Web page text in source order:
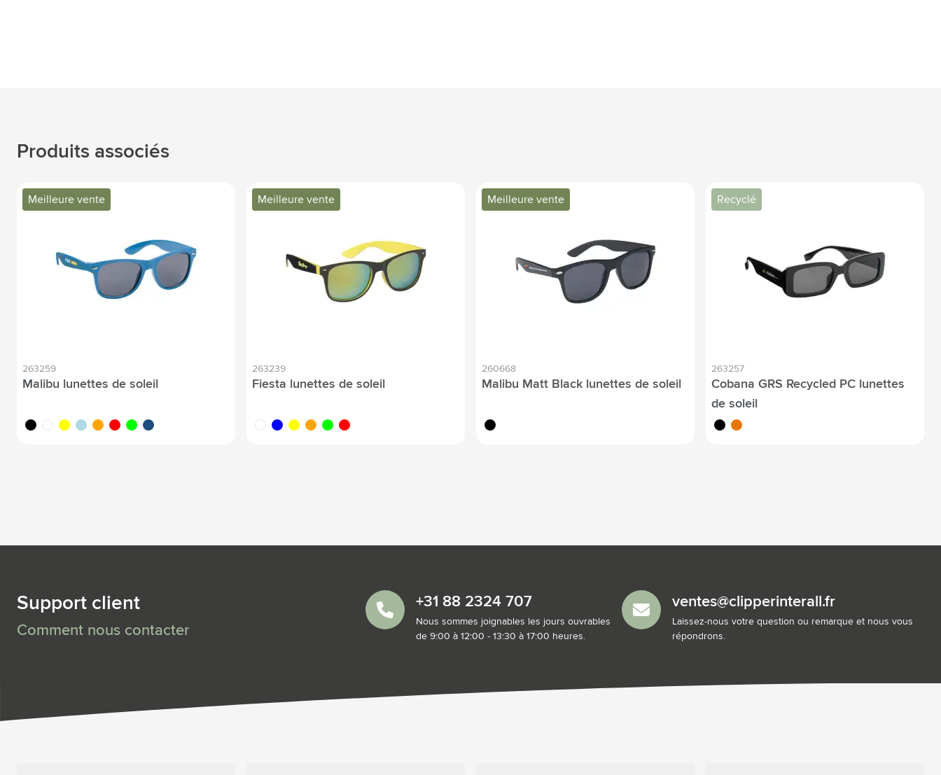
Produits associés
Meilleure vente
263259
Malibu lunettes de soleil
noir blancjaunebleu clair
orangerougelime bleu foncé
Meilleure vente
263239
Fiesta lunettes de soleil
blancbleu jauneorange
lime rouge
Meilleure vente
260668
Malibu Matt Black lunettes de soleil
noir
Recyclé
263257
Cobana GRS Recycled PC lunettes
de soleil
noir orange
Support client
Comment nous contacter
+31 88 2324 707
Nous sommes joignables les jours ouvrables
de 9:00 à 12:00 - 13:30 à 17:00 heures.
ventes@clipperinterall.fr
Laissez-nous votre question ou remarque et nous vous
répondrons.